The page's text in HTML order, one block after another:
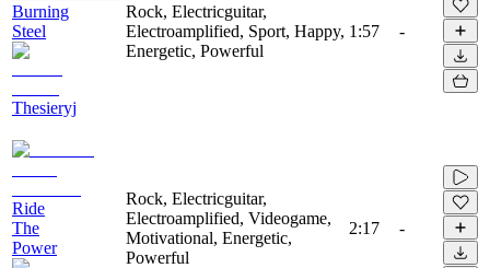
Burning
Steel
Thesieryj
Rock, Electricguitar,
Electroamplified, Sport, Happy,
Energetic, Powerful
1:57 -
Ride
The
Power
Rock, Electricguitar,
Electroamplified, Videogame,
Motivational, Energetic,
Powerful
2:17 -